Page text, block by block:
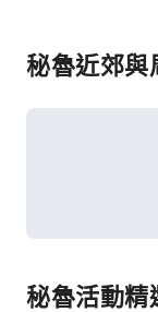
秘魯近郊與
秘魯活動精